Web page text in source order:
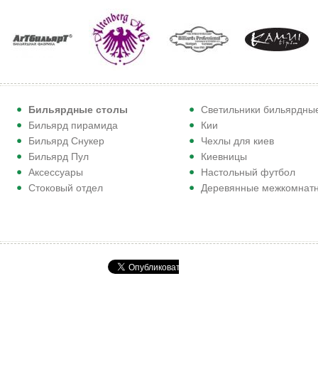
Бильярдные столы
Бильярд пирамида
Бильярд Снукер
Бильярд Пул
Аксессуары
Стоковый отдел
Светильники
Кии
Чехлы для киев
Киевницы
Настольный футбол
Деревянные